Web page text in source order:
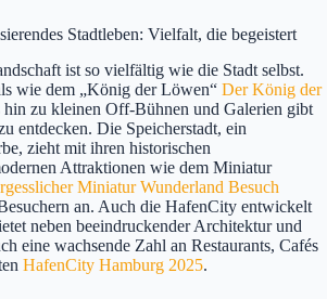
Stadtleben: Vielfalt, die begeistert
ist so vielfältig wie die Stadt selbst.
wie dem „König der Löwen“ Der König der
hin zu kleinen Off-Bühnen und Galerien gibt
entdecken. Die Speicherstadt, ein
zieht mit ihren historischen
Attraktionen wie dem Miniatur
Miniatur Wunderland Besuch
an. Auch die HafenCity entwickelt
neben beeindruckender Architektur und
eine wachsende Zahl an Restaurants, Cafés
HafenCity Hamburg 2025.